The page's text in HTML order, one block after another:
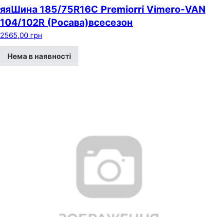
яяШина 185/75R16С Premiorri Vimero-VAN
104/102R (Росава)всесезон
2565,00 грн
Нема в наявності